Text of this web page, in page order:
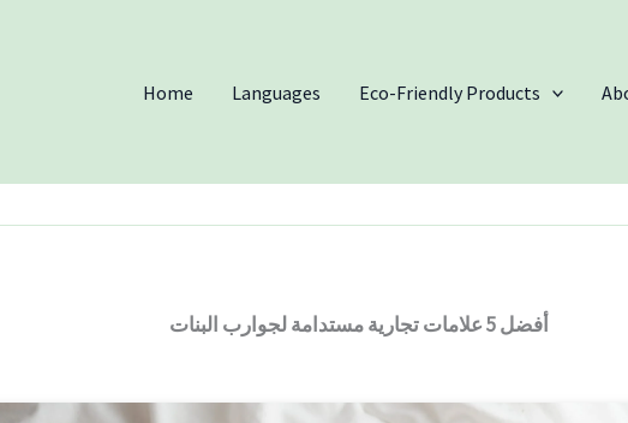
Home Languages Eco-Friendly Products
أفضل 5 علامات تجارية مستدامة لجوارب البنات